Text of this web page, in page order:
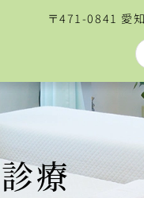
〒471-0841 愛
療